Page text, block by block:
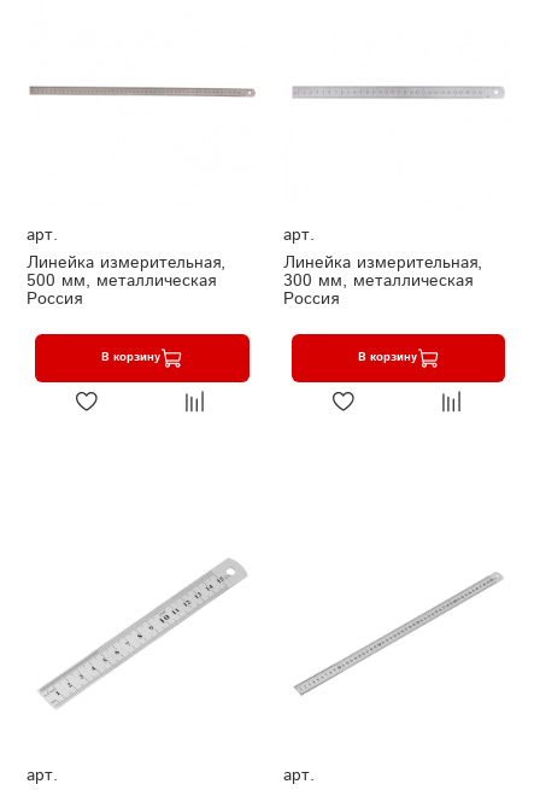
арт.
Линейка измерительная,
500 мм, металлическая
Россия
В корзину
арт.
Линейка измерительная,
300 мм, металлическая
Россия
В корзину
арт.
арт.